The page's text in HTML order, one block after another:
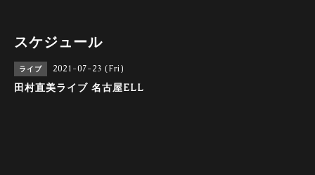
スケジュール
ライブ 2021-07-23 (Fri)
田村直美ライブ 名古屋ELL